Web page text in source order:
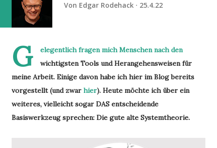
Von Edgar Rodehack 25.4.22
G
elegentlich fragen mich Menschen nach den
wichtigsten Tools und Herangehensweisen für
meine Arbeit. Einige davon habe ich hier im Blog bereits
vorgestellt (und zwar hier). Heute möchte ich über ein
weiteres, vielleicht sogar DAS entscheidende
Basiswerkzeug sprechen: Die gute alte Systemtheorie.